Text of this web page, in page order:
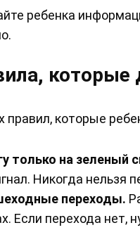
ребенка
правил, которые
только на зеленый
Никогда нельзя
переходы.
Если перехода нет,